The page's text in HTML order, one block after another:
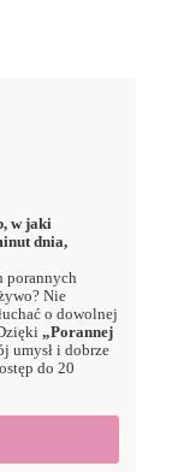
w jaki
dnia,
porannych
Nie
o dowolnej
„Porannej
umysł i dobrze
do 20